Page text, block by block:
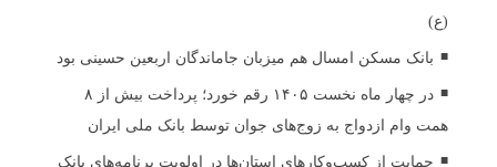
(ع)
بانک مسکن امسال هم میزبان جاماندگان اربعین حسینی بود
در چهار ماه نخست ۱۴۰۵ رقم خورد؛ پرداخت بیش از ۸
همت وام ازدواج به زوج‌های جوان توسط بانک ملی ایران
حمایت از کسب‌وکارهای استان‌ها در اولویت برنامه‌های بانک